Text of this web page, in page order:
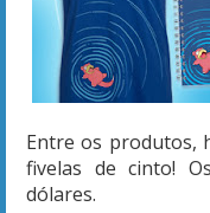
Entre os produtos,
fivelas de cinto!
dólares.